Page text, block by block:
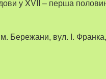
у XVII – перша
Бережани, вул. І.